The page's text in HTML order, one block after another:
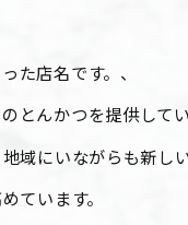
た店名です。、
とんかつを提供してい
域にいながらも新し
ています。